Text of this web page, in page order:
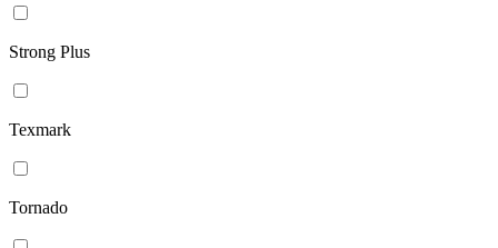
Strong Plus
Texmark
Tornado